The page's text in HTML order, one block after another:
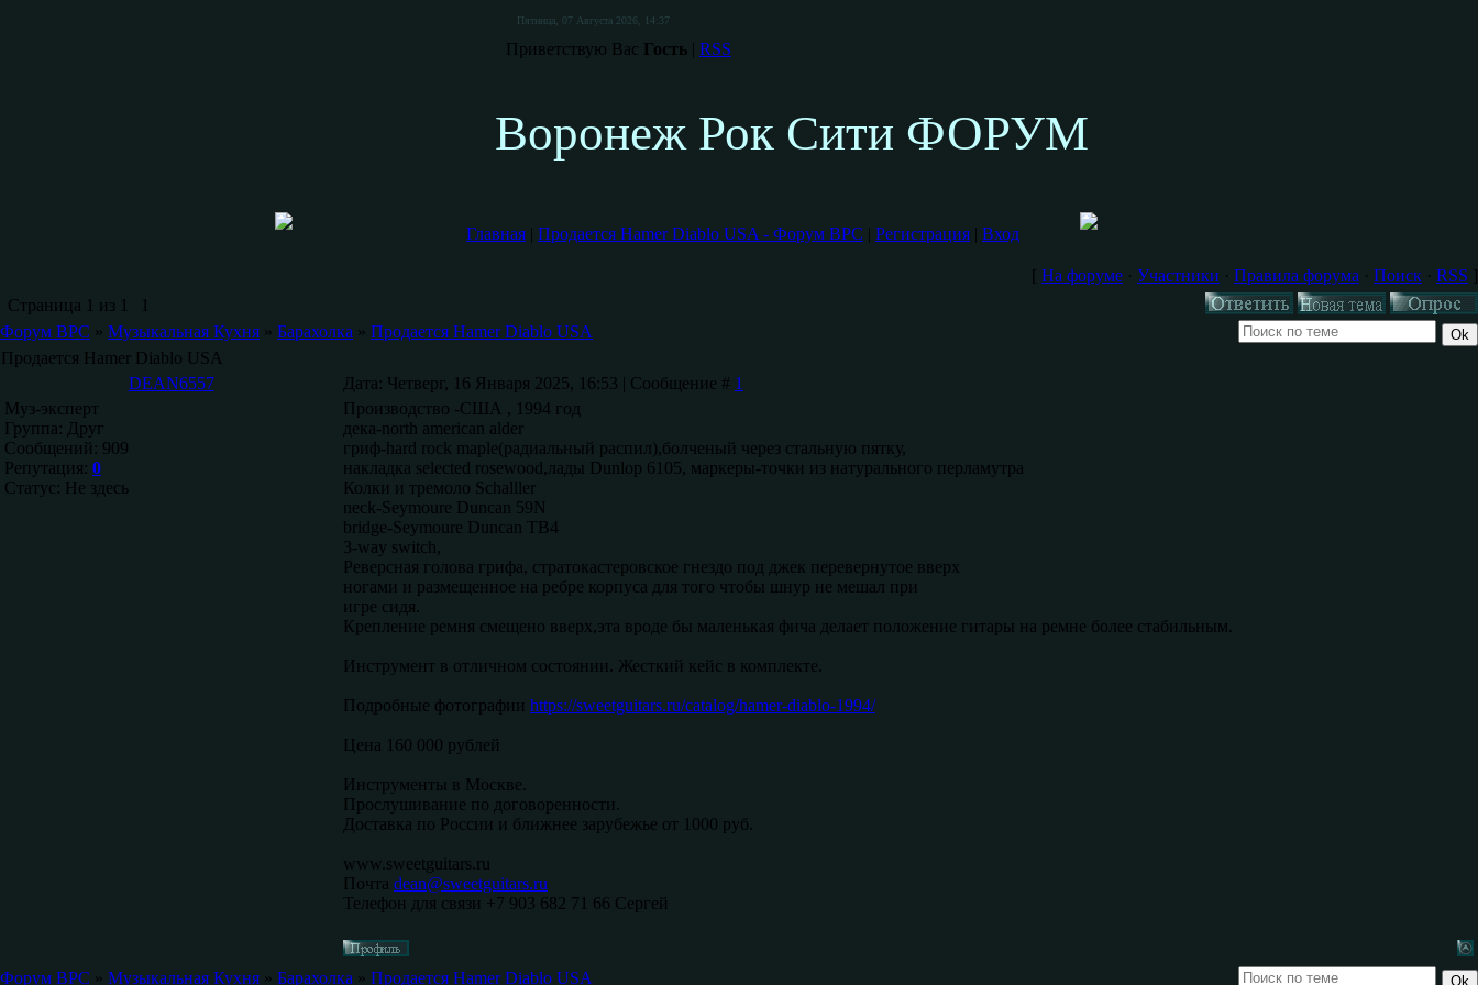
Пятница, 07 Августа 2026, 14:37
Приветствую Вас Гость | RSS
Воронеж Рок Сити ФОРУМ
Главная | Продается Hamer Diablo USA - Форум ВРС | Регистрация | Вход
[ На форуме · Участники · Правила форума · Поиск · RSS ]
Страница 1 из 1
1
Форум ВРС » Музыкальная Кухня » Барахолка » Продается Hamer Diablo USA
Продается Hamer Diablo USA
DEAN6557
Дата: Четверг, 16 Января 2025, 16:53 | Сообщение # 1
Муз-эксперт
Группа: Друг
Сообщений: 909
Репутация: 0
Статус: Не здесь
Производство -США , 1994 год
дека-north american alder
гриф-hard rock maple(радиальный распил),болченый через стальную пятку,
накладка selected rosewood,лады Dunlop 6105, маркеры-точки из натурального перламутра
Колки и тремоло Schalller
neck-Seymoure Duncan 59N
bridge-Seymoure Duncan TB4
3-way switch,
Реверсная голова грифа, стратокастеровское гнездо под джек перевернутое вверх
ногами и размещенное на ребре корпуса для того чтобы шнур не мешал при
игре сидя.
Крепление ремня смещено вверх,эта вроде бы маленькая фича делает положение гитары на ремне более стабильным.
Инструмент в отличном состоянии. Жесткий кейс в комплекте.
Подробные фотографии https://sweetguitars.ru/catalog/hamer-diablo-1994/
Цена 160 000 рублей
Инструменты в Москве.
Прослушивание по договоренности.
Доставка по России и ближнее зарубежье от 1000 руб.
www.sweetguitars.ru
Почта dean@sweetguitars.ru
Телефон для связи +7 903 682 71 66 Сергей
Форум ВРС » Музыкальная Кухня » Барахолка » Продается Hamer Diablo USA